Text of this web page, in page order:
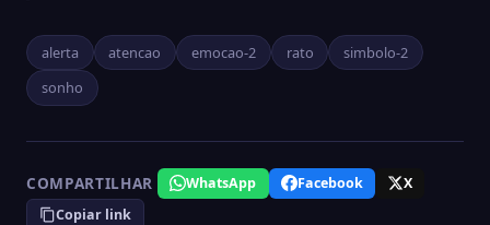
alerta atencao emocao-2 rato
simbolo-2
sonho
COMPARTILHAR WhatsApp Facebook
X
Copiar link